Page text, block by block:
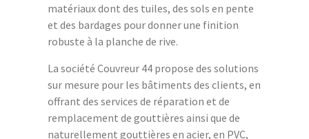
matériaux dont des tuiles, des sols en pente
et des bardages pour donner une finition
robuste à la planche de rive.
La société Couvreur 44 propose des solutions
sur mesure pour les bâtiments des clients, en
offrant des services de réparation et de
remplacement de gouttières ainsi que de
naturellement gouttières en acier, en PVC,